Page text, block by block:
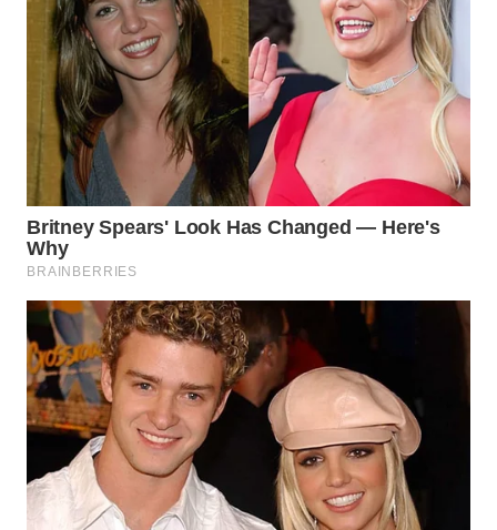
WN
NATUNA
WN
BINTAN
WN
WN
LIKUPANG
WN
LABUANBAJO
WN
BORNEO
Wahana